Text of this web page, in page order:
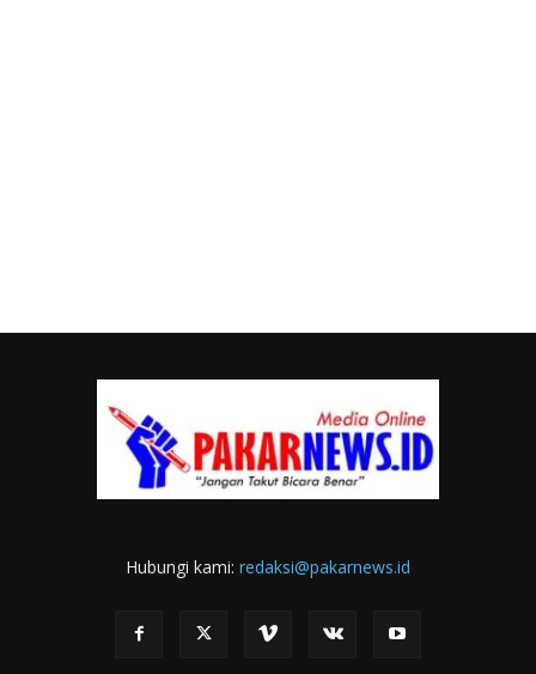
Hubungi kami: redaksi@pakarnews.id